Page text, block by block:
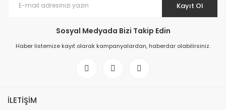
Kayıt Ol
Sosyal Medyada Bizi Takip Edin
Haber listemize kayıt olarak kampanyalardan, haberdar olabilirsiniz.
İLETİŞİM